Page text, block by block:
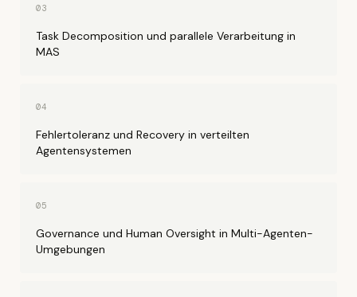
03
Task Decomposition und parallele Verarbeitung in
MAS
04
Fehlertoleranz und Recovery in verteilten
Agentensystemen
05
Governance und Human Oversight in Multi-Agenten-
Umgebungen